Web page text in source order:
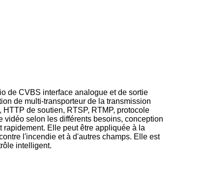
de CVBS interface analogue et de sortie
de multi-transporteur de la transmission
de soutien, RTSP, RTMP, protocole
selon les différents besoins, conception
Elle peut être appliquée à la
l'incendie et à d'autres champs. Elle est
intelligent.